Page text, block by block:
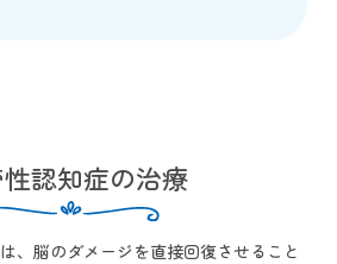
認知症の治療
、脳のダメージを直接回復させること